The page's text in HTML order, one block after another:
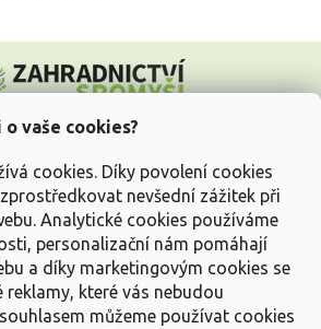
vaše cookies?
cookies. Díky povolení cookies
nevšední zážitek při
Analytické cookies používáme
personalizační nám pomáhají
a díky marketingovým cookies se
které vás nebudou
můžeme používat cookies